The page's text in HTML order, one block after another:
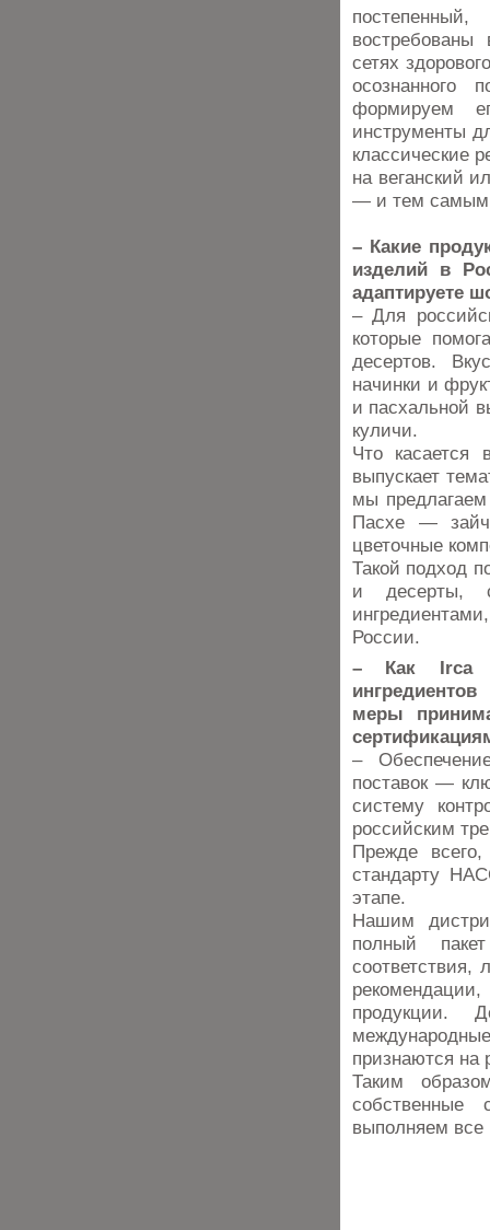
сетях
формируем
инструменты
классические
на веганский
— и тем самым
– Какие
изделий в
адаптируете
– Для
которые
десертов.
начинки и
и пасхальной
куличи.
Что касается
выпускает
мы
Пасхе —
цветочные
Такой подход
и десерты,
России.
– Как Irca
меры
–
поставок —
систему
российским
Прежде
стандарту
этапе.
Нашим
полный
соответствия,
продукции.
признаются на
Таким
собственные
выполняем